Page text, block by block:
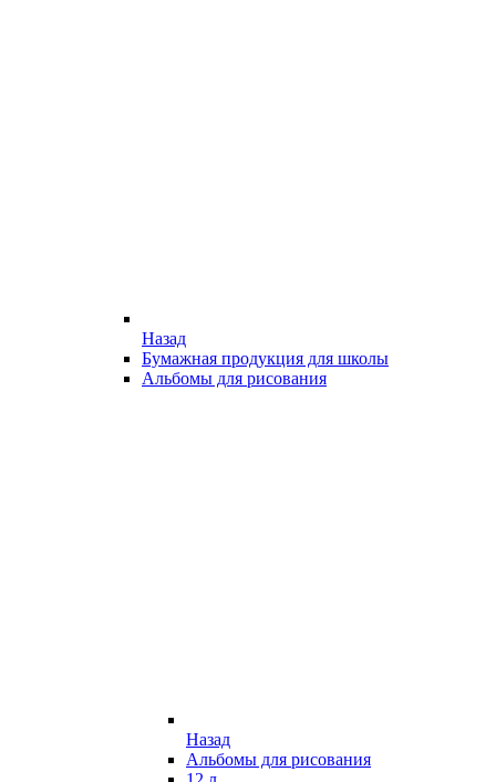
Назад
Бумажная продукция для школы
Альбомы для рисования
Назад
Альбомы для рисования